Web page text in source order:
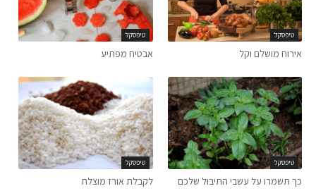
טיפסקל
אירוח מושלם וקל
טיפסקל
אבטיח מפתיע
טיפסקל
כך תשמרו על עשבי התיבול שלכם
טיפסקל
לקבלת אורז מוצלח